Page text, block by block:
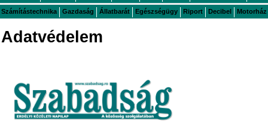
Számítástechnika Gazdaság Állatbarát Egészségügy Riport Decibel Motorház
Adatvédelem